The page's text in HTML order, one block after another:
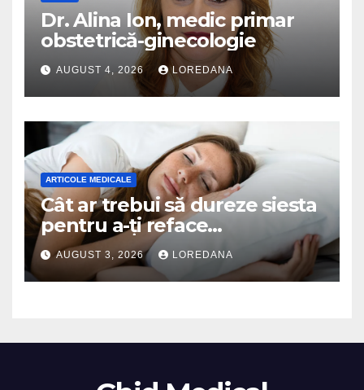
Dr. Alina Ion, medic primar
obstetrică-ginecologie
AUGUST 4, 2026 LOREDANA
ARTICOLE MEDICALE
Cât ar trebui să dureze siesta
pentru a-ți reface
organismul? Specialiștii
explică durata ideală a
somnului de după-amiază
AUGUST 3, 2026 LOREDANA